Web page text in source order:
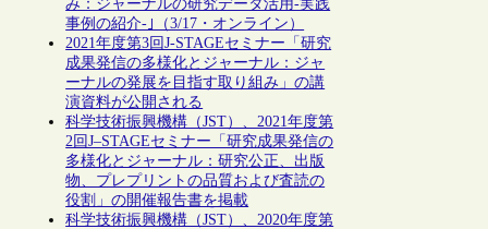
み：ジャーナルの研究データ活用-実践
事例の紹介-｣（3/17・オンライン）
2021年度第3回J-STAGEセミナー「研究
成果発信の多様化とジャーナル：ジャ
ーナルの発展を目指す取り組み」の講
演資料が公開される
科学技術振興機構（JST）、2021年度第
2回J–STAGEセミナー「研究成果発信の
多様化とジャーナル：研究公正、出版
物、プレプリントの品質および査読の
役割」の開催報告書を掲載
科学技術振興機構（JST）、2020年度第